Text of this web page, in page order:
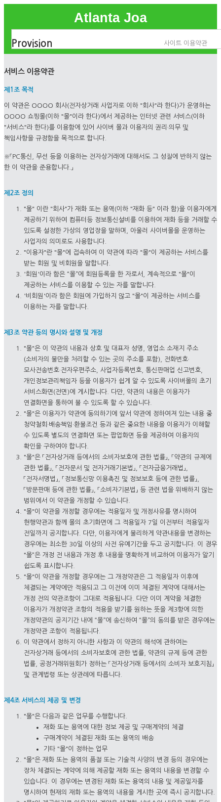
Atlanta Joa
Provision 사이트 이용약관
서비스 이용약관
제1조 목적
이 약관은 OOOO 회사(전자상거래 사업자로 이하 "회사"라 한다)가 운영하는
OOOO 쇼핑몰(이하 "몰"이라 한다)에서 제공하는 인터넷 관련 서비스(이하
"서비스"라 한다)를 이용함에 있어 사이버 몰과 이용자의 권리·의무 및
책임사항을 규정함을 목적으로 합니다.
※「PC통신, 무선 등을 이용하는 전자상거래에 대해서도 그 성질에 반하지 않는
한 이 약관을 준용합니다.」
제2조 정의
"몰" 이란 "회사"가 재화 또는 용역(이하 "재화 등" 이라 함)을 이용자에게
제공하기 위하여 컴퓨터등 정보통신설비를 이용하여 재화 등을 거래할 수
있도록 설정한 가상의 영업장을 말하며, 아울러 사이버몰을 운영하는
사업자의 의미로도 사용합니다.
"이용자"란 "몰"에 접속하여 이 약관에 따라 "몰"이 제공하는 서비스를
받는 회원 및 비회원을 말합니다.
'회원'이라 함은 “몰”에 회원등록을 한 자로서, 계속적으로 "몰"이
제공하는 서비스를 이용할 수 있는 자를 말합니다.
'비회원'이라 함은 회원에 가입하지 않고 "몰"이 제공하는 서비스를
이용하는 자를 말합니다.
제3조 약관 등의 명시와 설명 및 개정
"몰"은 이 약관의 내용과 상호 및 대표자 성명, 영업소 소재지 주소
(소비자의 불만을 처리할 수 있는 곳의 주소를 포함), 전화번호·
모사전송번호·전자우편주소, 사업자등록번호, 통신판매업 신고번호,
개인정보관리책임자 등을 이용자가 쉽게 알 수 있도록 사이버몰의 초기
서비스화면(전면)에 게시합니다. 다만, 약관의 내용은 이용자가
연결화면을 통하여 볼 수 있도록 할 수 있습니다.
"몰"은 이용자가 약관에 동의하기에 앞서 약관에 정하여져 있는 내용 중
청약철회·배송책임·환불조건 등과 같은 중요한 내용을 이용자가 이해할
수 있도록 별도의 연결화면 또는 팝업화면 등을 제공하여 이용자의
확인을 구하여야 합니다.
"몰"은 「전자상거래 등에서의 소비자보호에 관한 법률」, 「약관의 규제에
관한 법률」, 「전자문서 및 전자거래기본법」, 「전자금융거래법」,
「전자서명법」, 「정보통신망 이용촉진 및 정보보호 등에 관한 법률」,
「방문판매 등에 관한 법률」, 「소비자기본법」 등 관련 법을 위배하지 않는
범위에서 이 약관을 개정할 수 있습니다.
"몰"이 약관을 개정할 경우에는 적용일자 및 개정사유를 명시하여
현행약관과 함께 몰의 초기화면에 그 적용일자 7일 이전부터 적용일자
전일까지 공지합니다. 다만, 이용자에게 불리하게 약관내용을 변경하는
경우에는 최소한 30일 이상의 사전 유예기간을 두고 공지합니다. 이 경우
"몰“은 개정 전 내용과 개정 후 내용을 명확하게 비교하여 이용자가 알기
쉽도록 표시합니다.
"몰"이 약관을 개정할 경우에는 그 개정약관은 그 적용일자 이후에
체결되는 계약에만 적용되고 그 이전에 이미 체결된 계약에 대해서는
개정 전의 약관조항이 그대로 적용됩니다. 다만 이미 계약을 체결한
이용자가 개정약관 조항의 적용을 받기를 원하는 뜻을 제3항에 의한
개정약관의 공지기간 내에 “몰”에 송신하여 “몰”의 동의를 받은 경우에는
개정약관 조항이 적용됩니다.
이 약관에서 정하지 아니한 사항과 이 약관의 해석에 관하여는
전자상거래 등에서의 소비자보호에 관한 법률, 약관의 규제 등에 관한
법률, 공정거래위원회가 정하는 「전자상거래 등에서의 소비자 보호지침」
및 관계법령 또는 상관례에 따릅니다.
제4조 서비스의 제공 및 변경
"몰"은 다음과 같은 업무를 수행합니다.
재화 또는 용역에 대한 정보 제공 및 구매계약의 체결
구매계약이 체결된 재화 또는 용역의 배송
기타 "몰"이 정하는 업무
"몰"은 재화 또는 용역의 품절 또는 기술적 사양의 변경 등의 경우에는
장차 체결되는 계약에 의해 제공할 재화 또는 용역의 내용을 변경할 수
있습니다. 이 경우에는 변경된 재화 또는 용역의 내용 및 제공일자를
명시하여 현재의 재화 또는 용역의 내용을 게시한 곳에 즉시 공지합니다.